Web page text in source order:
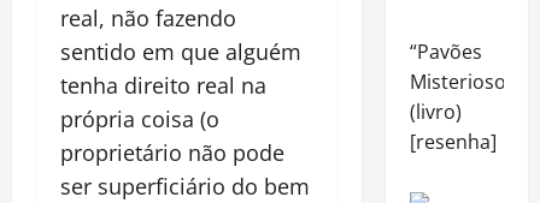
real, não fazendo
sentido em que alguém
tenha direito real na
própria coisa (o
proprietário não pode
ser superficiário do bem
“Pavões
Misteriosos”
(livro)
[resenha]